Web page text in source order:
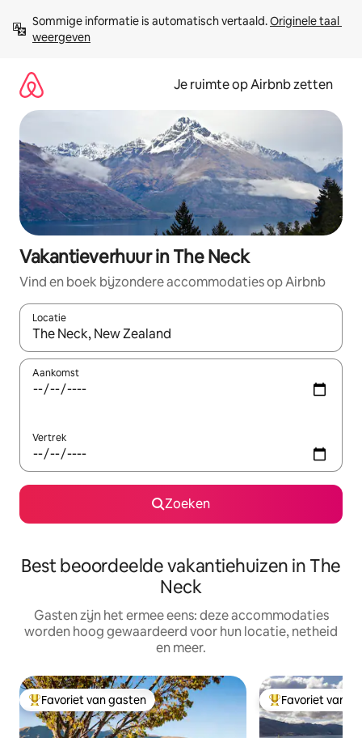
direct
naar
Sommige informatie is automatisch vertaald. Originele taal
weergeven
Je ruimte op Airbnb zetten
Vakantieverhuur in The Neck
Vind en boek bijzondere accommodaties op Airbnb
Locatie
Wanneer er suggesties beschikbaar zijn, maak je een keuze
Aankomst
Vertrek
Zoeken
Best beoordeelde vakantiehuizen in The
Neck
Gasten zijn het ermee eens: deze accommodaties
worden hoog gewaardeerd voor hun locatie, netheid
en meer.
Topfavoriet van gasten
Favoriet van gasten Topfavoriet van
Favoriet van